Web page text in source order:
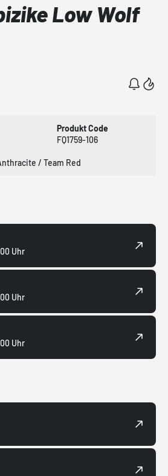
Low Wolf
Produkt Code
FQ1759-106
/ Team Red
Uhr
Uhr
Uhr